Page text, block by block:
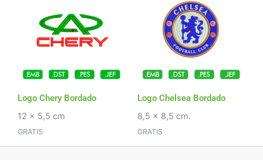
Logo Chery Bordado
12 x 5,5 cm
GRATIS
Logo Chelsea Bordado
8,5 x 8,5 cm.
GRATIS